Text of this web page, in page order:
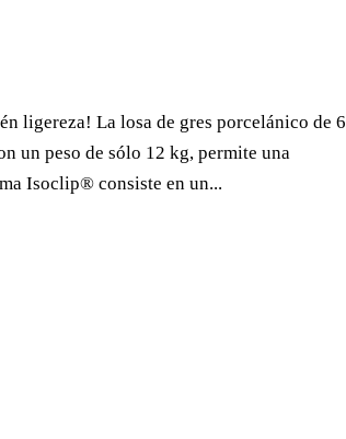
ligereza! La losa de gres porcelánico de 6
un peso de sólo 12 kg, permite una
Isoclip® consiste en un...